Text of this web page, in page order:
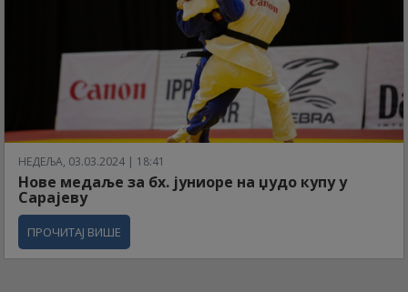
НЕДЕЉА, 03.03.2024 | 18:41
Нове медаље за бх. јуниоре на џудо купу у
Сарајеву
ПРОЧИТАЈ ВИШЕ